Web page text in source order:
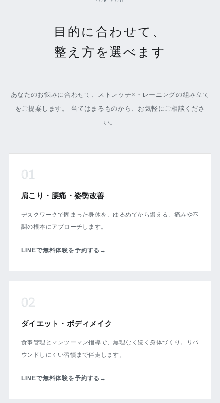
FOR YOU
目的に合わせて、
整え方を選べます
あなたのお悩みに合わせて、ストレッチ×トレーニングの組み立て
をご提案します。 当てはまるものから、お気軽にご相談くださ
い。
01
肩こり・腰痛・姿勢改善
デスクワークで固まった身体を、ゆるめてから鍛える。痛みや不
調の根本にアプローチします。
LINEで無料体験を予約する →
02
ダイエット・ボディメイク
食事管理とマンツーマン指導で、無理なく続く身体づくり。リバ
ウンドしにくい習慣まで伴走します。
LINEで無料体験を予約する →